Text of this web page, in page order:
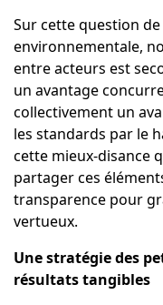
Sur cette question
environnementale,
entre acteurs est
un avantage
collectivement un
les standards par le
cette mieux-disance
partager ces
transparence pour
vertueux.
Une stratégie des
résultats tangibles